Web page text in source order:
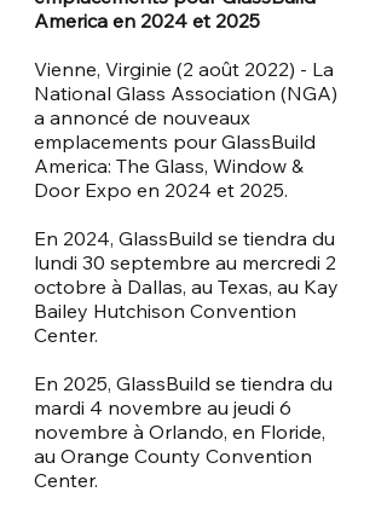
America en 2024 et 2025
Vienne, Virginie (2 août 2022) - La
National Glass Association (NGA)
a annoncé de nouveaux
emplacements pour GlassBuild
America: The Glass, Window &
Door Expo en 2024 et 2025.
En 2024, GlassBuild se tiendra du
lundi 30 septembre au mercredi 2
octobre à Dallas, au Texas, au Kay
Bailey Hutchison Convention
Center.
En 2025, GlassBuild se tiendra du
mardi 4 novembre au jeudi 6
novembre à Orlando, en Floride,
au Orange County Convention
Center.